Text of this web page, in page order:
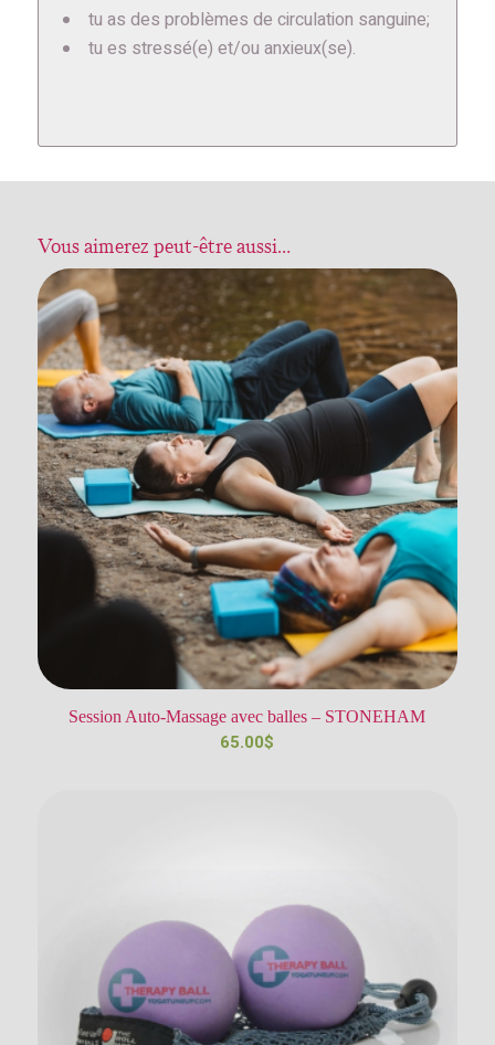
tu as des problèmes de circulation sanguine;
tu es stressé(e) et/ou anxieux(se).
Vous aimerez peut-être aussi…
Session Auto-Massage avec balles – STONEHAM
65.00$